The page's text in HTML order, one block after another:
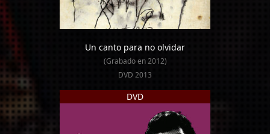
Un canto para no olvidar
(Grabado en 2012)
DVD 2013
DVD